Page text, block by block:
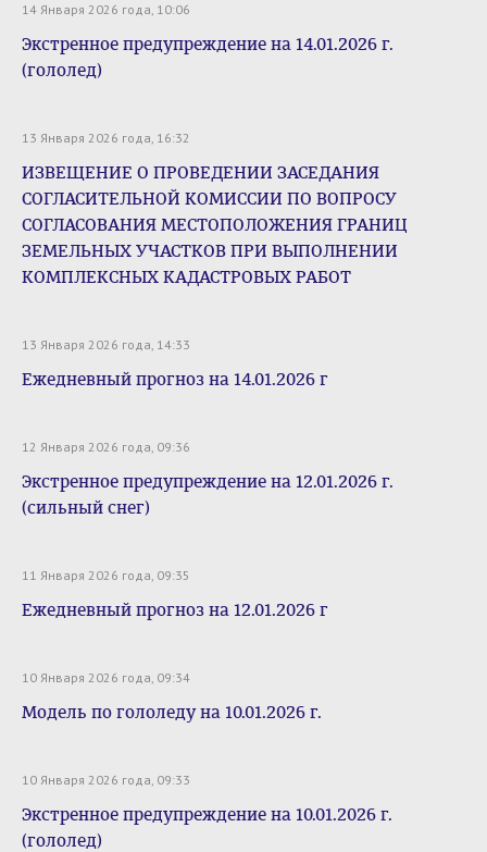
14 Января 2026 года, 10:06
Экстренное предупреждение на 14.01.2026 г.
(гололед)
13 Января 2026 года, 16:32
ИЗВЕЩЕНИЕ О ПРОВЕДЕНИИ ЗАСЕДАНИЯ
СОГЛАСИТЕЛЬНОЙ КОМИССИИ ПО ВОПРОСУ
СОГЛАСОВАНИЯ МЕСТОПОЛОЖЕНИЯ ГРАНИЦ
ЗЕМЕЛЬНЫХ УЧАСТКОВ ПРИ ВЫПОЛНЕНИИ
КОМПЛЕКСНЫХ КАДАСТРОВЫХ РАБОТ
13 Января 2026 года, 14:33
Ежедневный прогноз на 14.01.2026 г
12 Января 2026 года, 09:36
Экстренное предупреждение на 12.01.2026 г.
(сильный снег)
11 Января 2026 года, 09:35
Ежедневный прогноз на 12.01.2026 г
10 Января 2026 года, 09:34
Модель по гололеду на 10.01.2026 г.
10 Января 2026 года, 09:33
Экстренное предупреждение на 10.01.2026 г.
(гололед)